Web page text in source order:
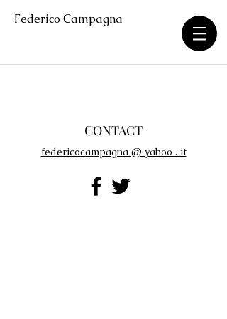
Federico Campagna
CONTACT
federicocampagna @ yahoo . it